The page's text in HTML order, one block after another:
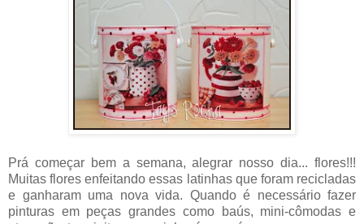
Prá começar bem a semana, alegrar nosso dia... flores!!!
Muitas flores enfeitando essas latinhas que foram recicladas
e ganharam uma nova vida. Quando é necessário fazer
pinturas em peças grandes como baús, mini-cômodas e